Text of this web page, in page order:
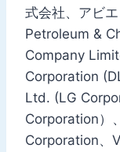
式会社、アビ
Petroleum &
Company
Corporation
Ltd. (LG
Corporation）
Corporation、